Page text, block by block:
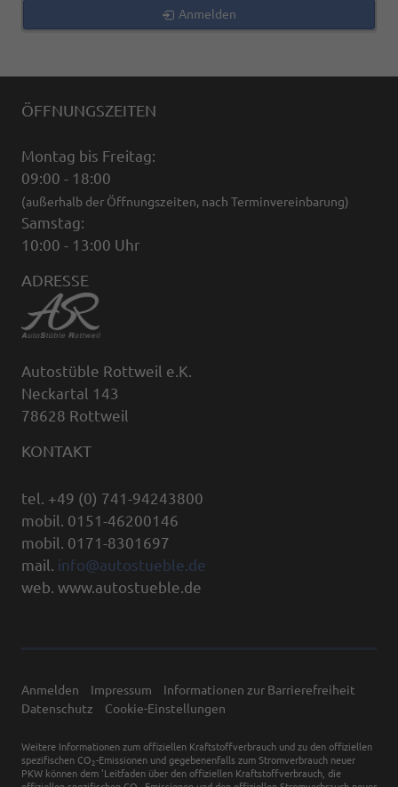
Anmelden
ÖFFNUNGSZEITEN
Montag bis Freitag:
09:00 - 18:00
(außerhalb der Öffnungszeiten, nach Terminvereinbarung)
Samstag:
10:00 - 13:00 Uhr
ADRESSE
Autostüble Rottweil e.K.
Neckartal 143
78628 Rottweil
KONTAKT
tel. +49 (0) 741-94243800
mobil. 0151-46200146
mobil. 0171-8301697
mail. info@autostueble.de
web. www.autostueble.de
Anmelden Impressum
Informationen zur Barrierefreiheit
Datenschutz
Cookie-Einstellungen
Weitere Informationen zum offiziellen Kraftstoffverbrauch und zu den offiziellen
spezifischen CO 2-Emissionen und gegebenenfalls zum Stromverbrauch neuer
PKW können dem 'Leitfaden über den offiziellen Kraftstoffverbrauch, die